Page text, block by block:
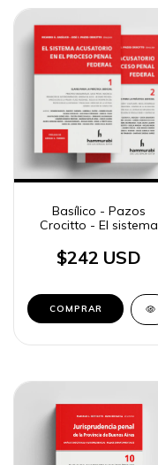
Basílico - Pazos
Crocitto - El sistema
proceso penal federal
$242 USD
COMPRAR